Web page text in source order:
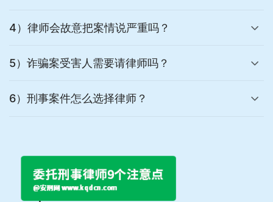
4）律师会故意把案情说严重吗？
5）诈骗案受害人需要请律师吗？
6）刑事案件怎么选择律师？